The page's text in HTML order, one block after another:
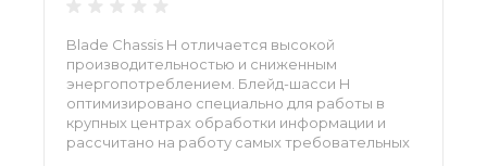
Blade Chassis H отличается высокой
производительностью и сниженным
энергопотреблением. Блейд-шасси H
оптимизировано специально для работы в
крупных центрах обработки информации и
рассчитано на работу самых требовательных